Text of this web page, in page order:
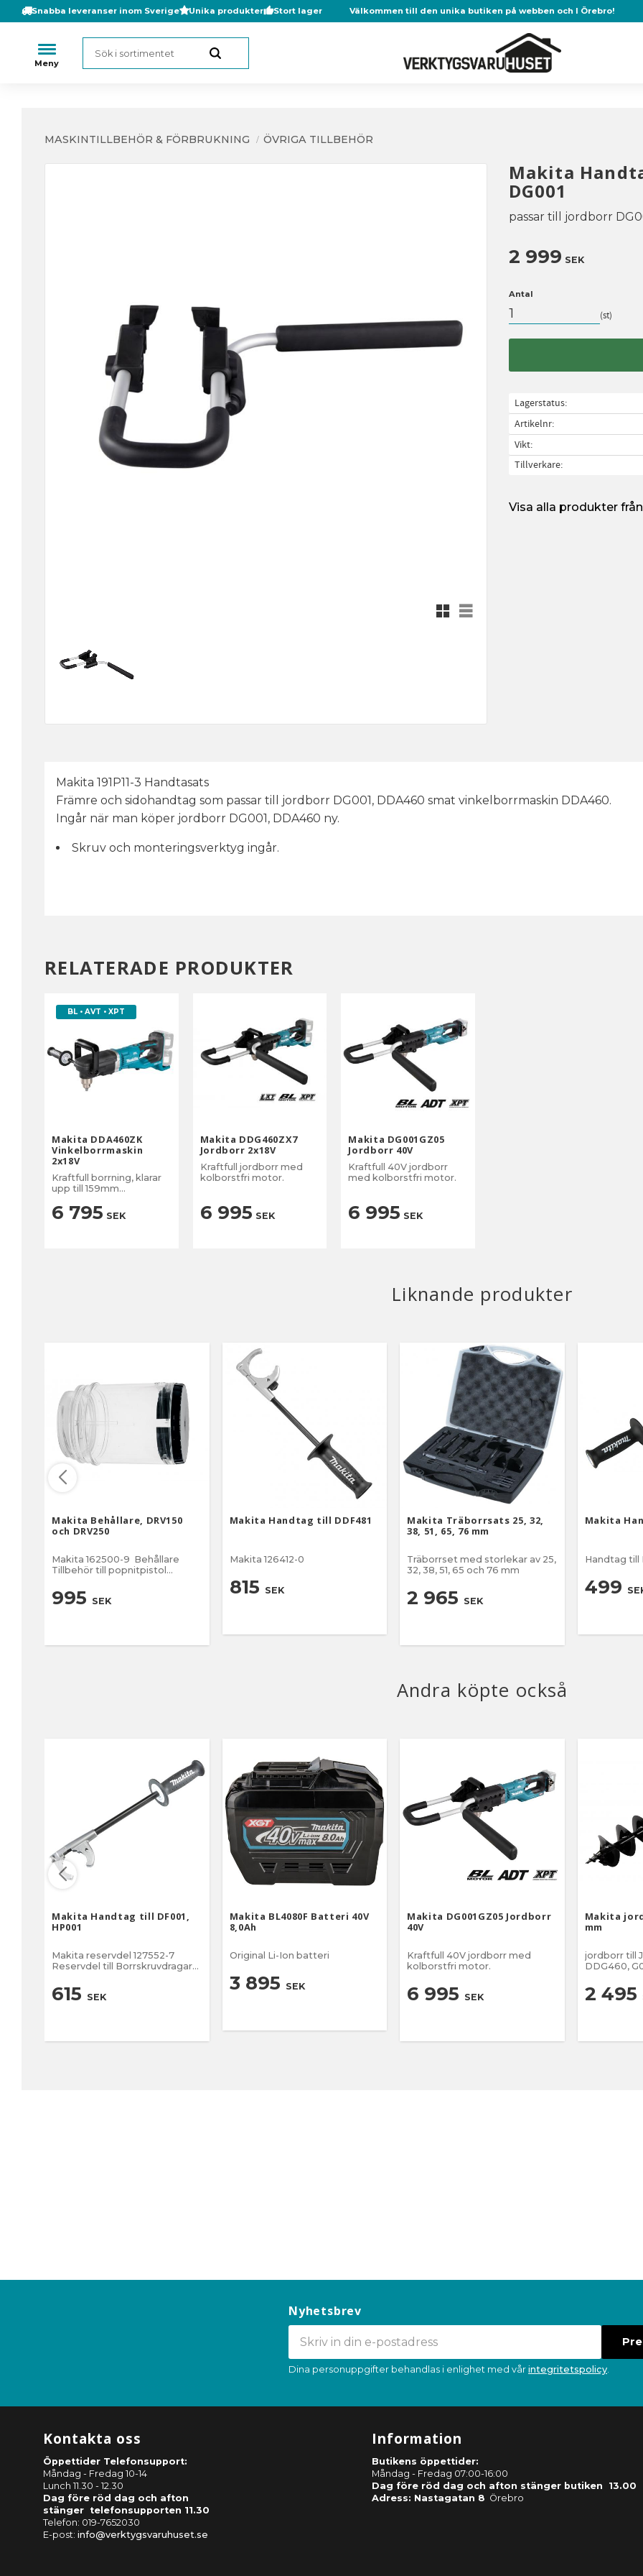
Snabba leveranser inom Sverige Unika produkter Stort lager Välkommen till den unika butiken på webben och I Örebro!
MASKINTILLBEHÖR & FÖRBRUKNING ÖVRIGA TILLBEHÖR
Makita
DG001
passar till jordborr
Rutnätsvy
Listvy
2 999 SEK
Antal
st
Lagerstatus
Artikelnr
Vikt
Tillverkare
Visa alla produkter
Makita 191P11-3 Handtasats
Främre och sidohandtag som passar till jordborr DG001, DDA460 smat vinkelborrmaskin DDA460.
Ingår när man köper jordborr DG001, DDA460 ny.
Skruv och monteringsverktyg ingår.
RELATERADE PRODUKTER
Makita DDA460ZK
Vinkelborrmaskin
2x18V
Kraftfull borrning, klarar
upp till 159mm
6 795 SEK
BL • AVT • XPT
Makita DDG460ZX7
Jordborr 2x18V
Kraftfull jordborr med
kolborstfri motor.
6 995 SEK
Makita DG001GZ05
Jordborr 40V
Kraftfull 40V jordborr
med kolborstfri motor.
6 995 SEK
Liknande produkter
Makita Behållare, DRV150
och DRV250
Makita 162500-9 Behållare
Tillbehör till popnitpistol
995 SEK
Makita Handtag till DDF481
Makita 126412-0
815 SEK
Makita Träborrsats 25, 32,
38, 51, 65, 76 mm
Träborrset med storlekar av 25,
32, 38, 51, ​​65 och 76 mm
2 965 SEK
Makita
Handtag till
499
Andra köpte också
Makita Handtag till DF001,
HP001
Makita reservdel 127552-7
Reservdel till Borrskruvdragare
ENDAST till DF001 och
615 SEK
Makita BL4080F Batteri 40V
8,0Ah
Original Li-Ion batteri
3 895 SEK
Makita DG001GZ05 Jordborr
40V
Kraftfull 40V jordborr med
kolborstfri motor.
6 995 SEK
Makita
mm
jordborr till
DDG460,
2 495
Nyhetsbrev
Dina personuppgifter behandlas i enlighet med vår integritetspolicy.
Kontakta oss
Öppettider Telefonsupport:
Måndag - Fredag 10-14
Lunch 11.30 - 12.30
Dag före röd dag och afton
stänger telefonsupporten 11.30
Telefon: 019-7652030
E-post: info@verktygsvaruhuset.se
Information
Butikens öppettider:
Måndag - Fredag 07:00-16:00
Dag före röd dag och afton stänger butiken 13.00
Adress: Nastagatan 8 Örebro